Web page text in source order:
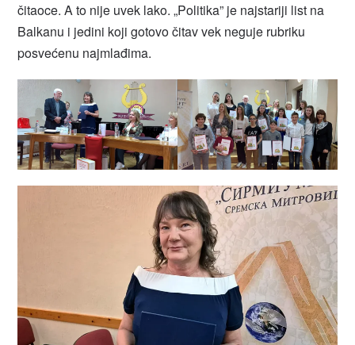
čitaoce. A to nije uvek lako. „Politika” je najstariji list na
Balkanu i jedini koji gotovo čitav vek neguje rubriku
posvećenu najmlađima.